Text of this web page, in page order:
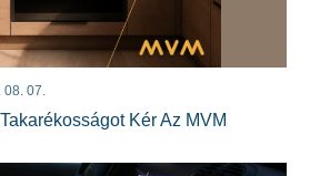
07.
Kér Az MVM